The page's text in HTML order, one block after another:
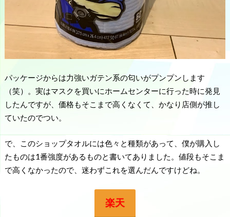
パッケージからは力強いガテン系の匂いがプンプンします
（笑）。実はマスクを買いにホームセンターに行った時に発見
したんですが、価格もそこまで高くなくて、かなり店側が推し
ていたのでつい。
で、このショップタオルには色々と種類があって、僕が購入し
たものは1番強度があるものと書いてありました。値段もそこま
で高くなかったので、迷わずこれを選んだんですけどね。
楽天